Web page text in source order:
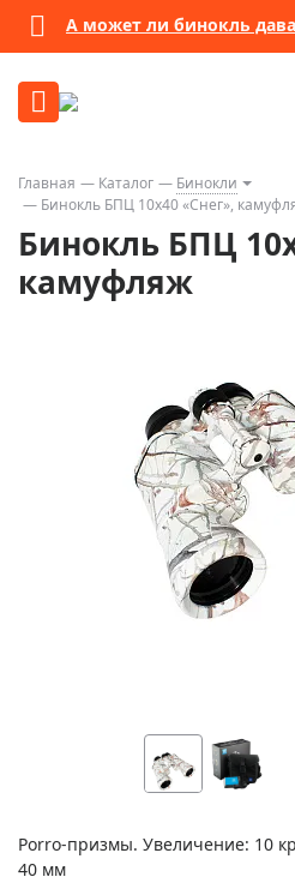
А может ли бинокль
Главная Каталог
Бинокли
Бинокль БПЦ 10x40 «Снег»,
Бинокль БПЦ
камуфляж
Porro-призмы. Увеличение: 10
40 мм